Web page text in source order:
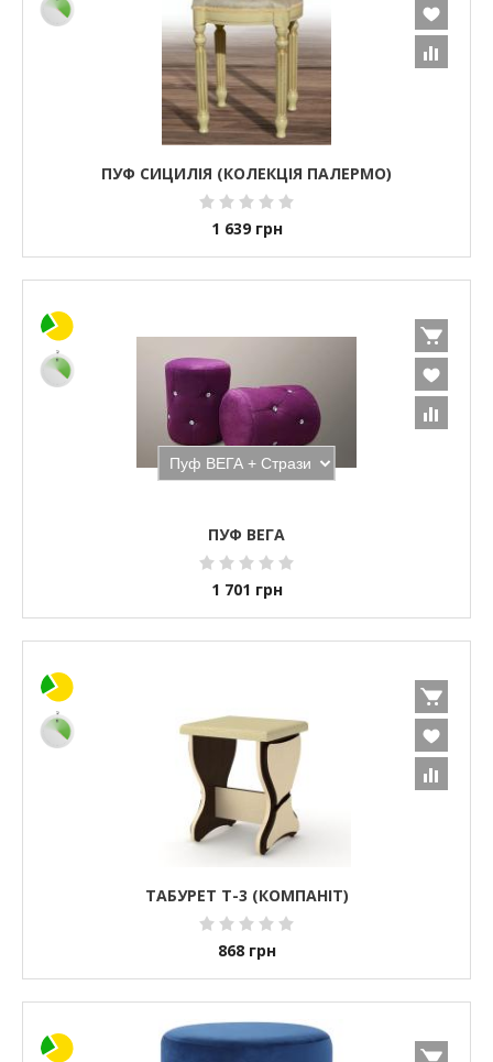
ПУФ СИЦИЛІЯ (КОЛЕКЦІЯ ПАЛЕРМО)
1 639 грн
ПУФ ВЕГА
1 701 грн
ТАБУРЕТ Т-3 (КОМПАНІТ)
868 грн